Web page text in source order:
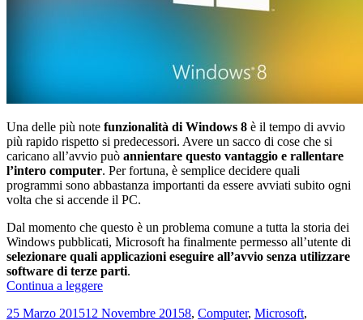
Una delle più note funzionalità di Windows 8 è il tempo di avvio
più rapido rispetto si predecessori. Avere un sacco di cose che si
caricano all’avvio può annientare questo vantaggio e rallentare
l’intero computer. Per fortuna, è semplice decidere quali
programmi sono abbastanza importanti da essere avviati subito ogni
volta che si accende il PC.
Dal momento che questo è un problema comune a tutta la storia dei
Windows pubblicati, Microsoft ha finalmente permesso all’utente di
selezionare quali applicazioni eseguire all’avvio senza utilizzare
software di terze parti.
Continua a leggereCome
le
Scritto
25 Marzo 201512 Novembre 2015Categorie
8, Computer, Microsoft,